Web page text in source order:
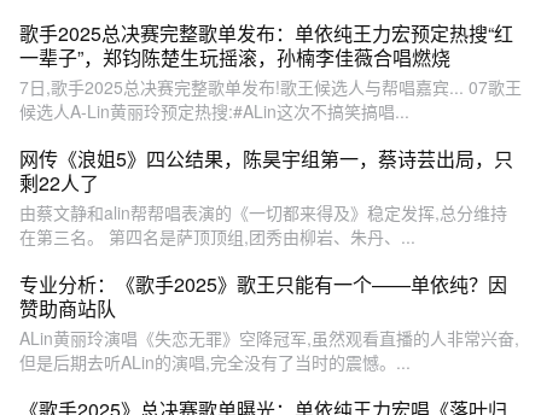
歌手2025总决赛完整歌单发布：单依纯王力宏预定热搜“红
一辈子”，郑钧陈楚生玩摇滚，孙楠李佳薇合唱燃烧
7日,歌手2025总决赛完整歌单发布!歌王候选人与帮唱嘉宾... 07歌王
候选人A-Lin黄丽玲预定热搜:#ALin这次不搞笑搞唱...
网传《浪姐5》四公结果，陈昊宇组第一，蔡诗芸出局，只
剩22人了
由蔡文静和alin帮帮唱表演的《一切都来得及》稳定发挥,总分维持
在第三名。 第四名是萨顶顶组,团秀由柳岩、朱丹、...
专业分析：《歌手2025》歌王只能有一个——单依纯？因
赞助商站队
ALin黄丽玲演唱《失恋无罪》空降冠军,虽然观看直播的人非常兴奋,
但是后期去听ALin的演唱,完全没有了当时的震憾。...